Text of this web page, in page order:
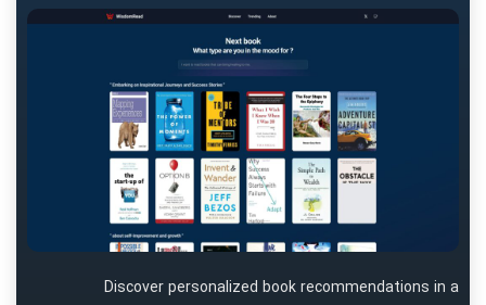
Discover personalized book recommendations in a